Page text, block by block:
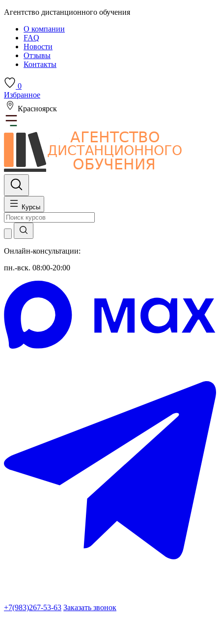
Агентство дистанционного обучения
О компании
FAQ
Новости
Отзывы
Контакты
0
Избранное
Красноярск
Курсы
Онлайн-консультации:
пн.-вск. 08:00-20:00
+7(983)267-53-63 Заказать звонок